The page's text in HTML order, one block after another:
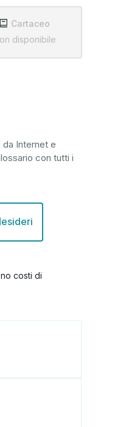
Cartaceo
disponibile
Internet e
con tutti i
costi di